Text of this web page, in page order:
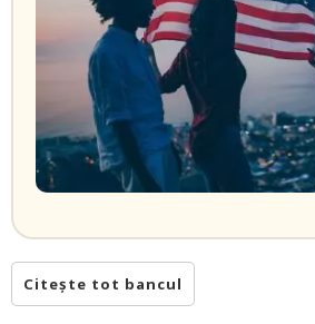
Citește tot bancul